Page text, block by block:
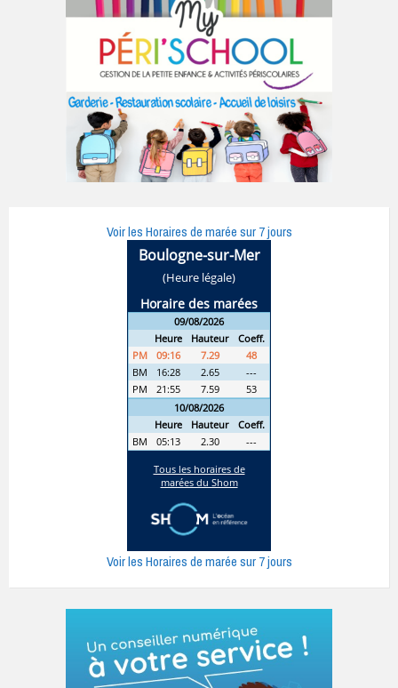
Voir les Horaires de marée sur 7 jours
Voir les Horaires de marée sur 7 jours